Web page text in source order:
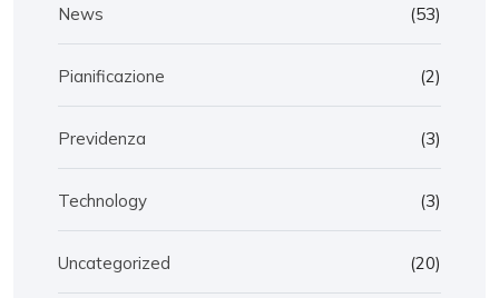
News (53)
Pianificazione (2)
Previdenza (3)
Technology (3)
Uncategorized (20)